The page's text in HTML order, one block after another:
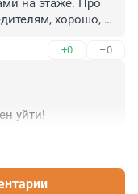
на этаже. Про
хорошо,
+0 –0
уйти!